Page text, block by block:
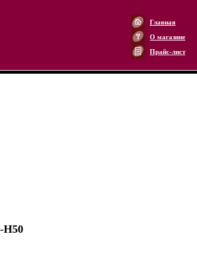
Главная
О магазине
Прайс-лист
H50